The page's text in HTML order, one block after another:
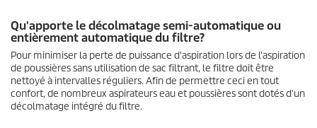
Qu'apporte le décolmatage semi-automatique ou
entièrement automatique du filtre?
Pour minimiser la perte de puissance d'aspiration lors de l'aspiration
de poussières sans utilisation de sac filtrant, le filtre doit être
nettoyé à intervalles réguliers. Afin de permettre ceci en tout
confort, de nombreux aspirateurs eau et poussières sont dotés d'un
décolmatage intégré du filtre.